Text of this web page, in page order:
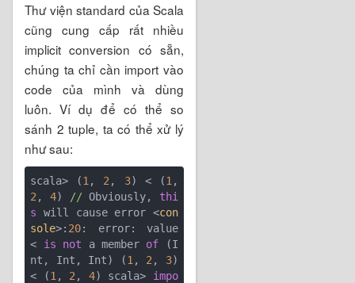
Thư viện standard của Scala
cũng cung cấp rất nhiều
implicit conversion có sẵn,
chúng ta chỉ cần import vào
code của mình và dùng
luôn. Ví dụ để có thể so
sánh 2 tuple, ta có thể xử lý
như sau:
scala> (1 , 2 , 3) < (1
2 , 4) // Obviously, thi
s will cause error <con
sole>: 20: error: value
< is not a member of (I
nt, Int, Int) (1 , 2 , 3)
< (1 , 2 , 4) scala> impo